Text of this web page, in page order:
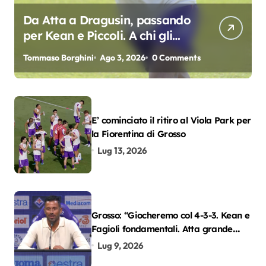
Da Atta a Dragusin, passando
per Kean e Piccoli. A chi gli
oscar del precampionato?
Tommaso Borghini Ago 3, 2026 0 Comments
E’ cominciato il ritiro al Viola Park per
la Fiorentina di Grosso
Lug 13, 2026
Grosso: “Giocheremo col 4-3-3. Kean e
Fagioli fondamentali. Atta grande
colpo”
Lug 9, 2026